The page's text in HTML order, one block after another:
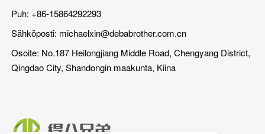
Puh: +86-15864292293
Sähköposti: michaelxin@debabrother.com.cn
Osoite: No.187 Heilongjiang Middle Road, Chengyang District,
Qingdao City, Shandongin maakunta, Kiina